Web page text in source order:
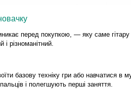
перед покупкою, — яку саме
різноманітний.
базову техніку гри або навчатися в
і полегшують перші заняття.